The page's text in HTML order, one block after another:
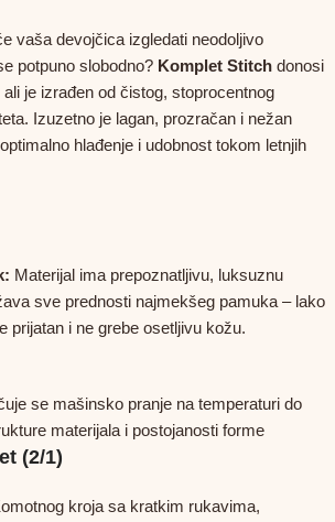
vaša devojčica izgledati neodoljivo
potpuno slobodno? Komplet Stitch donosi
je izrađen od čistog, stoprocentnog
Izuzetno je lagan, prozračan i nežan
hlađenje i udobnost tokom letnjih
Materijal ima prepoznatljivu, luksuznu
sve prednosti najmekšeg pamuka – lako
prijatan i ne grebe osetljivu kožu.
se mašinsko pranje na temperaturi do
materijala i postojanosti forme
(2/1)
kroja sa kratkim rukavima,